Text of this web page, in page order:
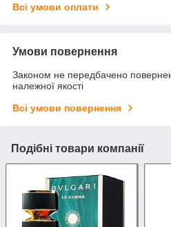
Всі умови оплати
Умови повернення
Законом не передбачено
належної якості
Всі умови повернення
Подібні товари компанії